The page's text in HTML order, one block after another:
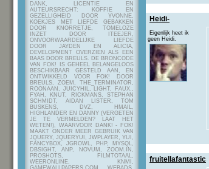
DANK, LICENTIE EN
AUTEURSRECHT: KOFFIE EN
GEZELLIGHEID DOOR YVONNE,
KOEKJES MET LIEFDE GEBAKKEN
DOOR KNORRETJE, TOMELOZE
INZET DOOR ITEEJER,
ONVOORWAARDELIJKE LIEFDE
DOOR JAYDEN EN ALICIA,
DEVELOPMENT OVERZIEN ALS EEN
BAAS DOOR BREULS. DE BRONCODE
VAN FOK! IS GEHEEL BELANGELOOS
BESCHIKBAAR GESTELD AAN, EN
ONTWIKKELD VOOR FOK! DOOR
BREULS, ZOEM, THE_TERMINATOR,
ROONAAN, JUICYHIL, LIGHT, FAUX.,
FYAH, KNUT, RICKMANS, STEPHAN
SCHMIDT, AIDAN LISTER, TOM
BUSKENS, DVZ, HMAIL,
HIGHLANDER EN DANNY (VERGETEN
JE TE VERMELDEN? LAAT HET
WETEN!), WAARVOOR DANK! - FOK!
MAAKT ONDER MEER GEBRUIK VAN
JQUERY, JQUERYUI, JWPLAYER, YUI,
FANCYBOX, JGROWL, PHP, MYSQL,
DBSIGHT, ANP, NOVUM, ZOOM.IN,
PROSHOTS, FILMTOTAAL,
WEERONLINE, KNMI,
GAMEWALLPAPERS.COM, WEBADS,
Heidi-
Eigenlijk heet ik
geen Heidi.
fruitellafantastic